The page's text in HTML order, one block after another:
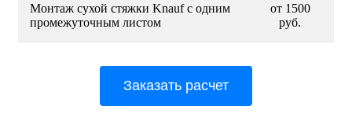
Монтаж сухой стяжки Knauf с одним
промежуточным листом
от 1500
руб.
Заказать расчет